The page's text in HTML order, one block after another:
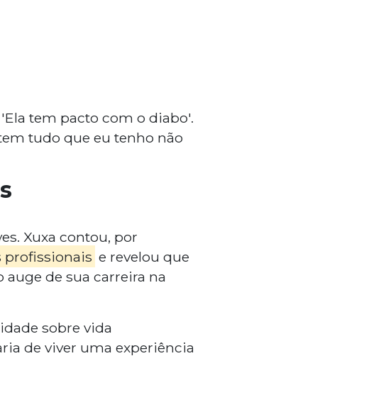
tem pacto com o diabo'.
tudo que eu tenho não
Xuxa contou, por
profissionais e revelou que
de sua carreira na
sobre vida
de viver uma experiência